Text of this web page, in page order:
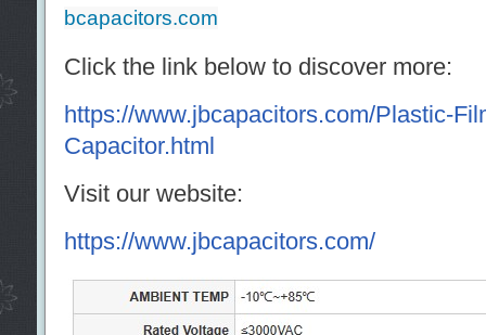
bcapacitors.com
Click the link below to discover more:
https://www.jbcapacitors.com/Plastic-
Capacitor.html
Visit our website:
https://www.jbcapacitors.com/